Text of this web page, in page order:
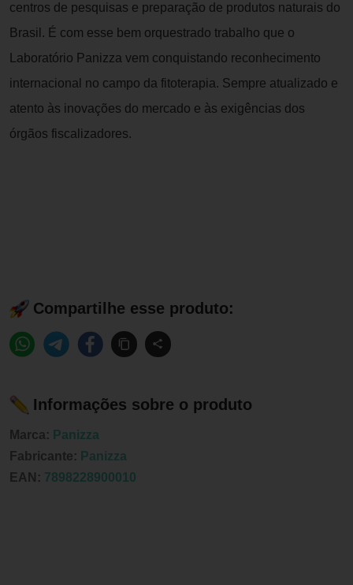
centros de pesquisas e preparação de produtos naturais do
Brasil. É com esse bem orquestrado trabalho que o
Laboratório Panizza vem conquistando reconhecimento
internacional no campo da fitoterapia. Sempre atualizado e
atento às inovações do mercado e às exigências dos
órgãos fiscalizadores.
Compartilhe esse produto:
Informações sobre o produto
Marca: Panizza
Fabricante: Panizza
EAN: 7898228900010